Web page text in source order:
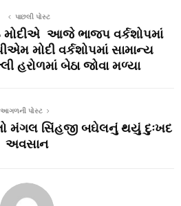
પાછલી પોસ્ટ
મોદીએ આજે ભાજપ વર્કશોપમાં
મોદી વર્કશોપમાં સામાન્ય
હરોળમાં બેઠા જોવા મળ્યા
આગળની પોસ્ટ
મંગલ સિંહજી બઘેલનું થયું દુઃખદ
અવસાન